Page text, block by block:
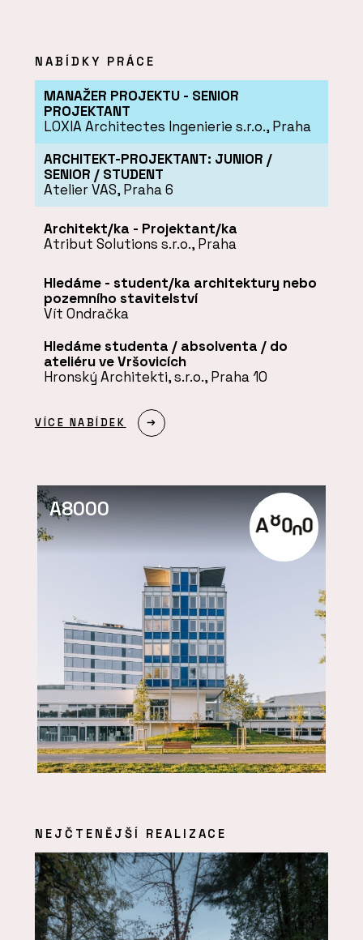
NABÍDKY PRÁCE
MANAŽER PROJEKTU - SENIOR
PROJEKTANT
LOXIA Architectes Ingenierie s.r.o., Praha
ARCHITEKT-PROJEKTANT: JUNIOR /
SENIOR / STUDENT
Atelier VAS, Praha 6
Architekt/ka - Projektant/ka
Atribut Solutions s.r.o., Praha
Hledáme - student/ka architektury nebo
pozemního stavitelství
Vít Ondračka
Hledáme studenta / absolventa / do
ateliéru ve Vršovicích
Hronský Architekti, s.r.o., Praha 10
VÍCE NABÍDEK
A8000
NEJČTENĚJŠÍ REALIZACE